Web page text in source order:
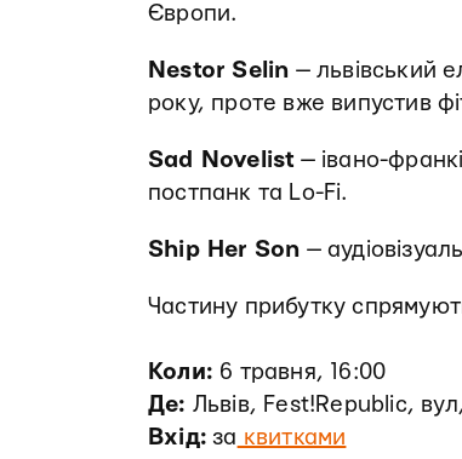
Європи.
Nestor Selin — львівський
року, проте вже випустив
Sad Novelist — івано-
постпанк та Lo-Fi.
Ship Her Son —
Частину прибутку
Коли: 6 травня, 16:00
Де: Львів, Fest!Republic,
Вхід: за квитками